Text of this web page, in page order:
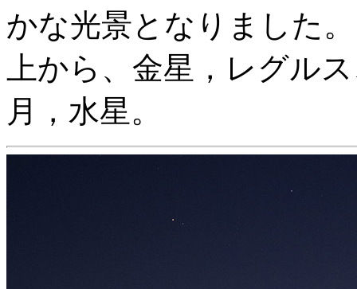
かな光景となりました。
上から、金星，レグル
月，水星。